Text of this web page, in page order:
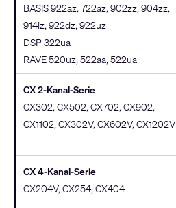
BASIS 922az, 722az, 902zz, 904zz,
914lz, 922dz, 922uz
DSP 322ua
RAVE 520uz, 522aa, 522ua
CX 2-Kanal-Serie
CX302, CX502, CX702, CX902,
CX1102, CX302V, CX602V, CX1202V
CX 4-Kanal-Serie
CX204V, CX254, CX404